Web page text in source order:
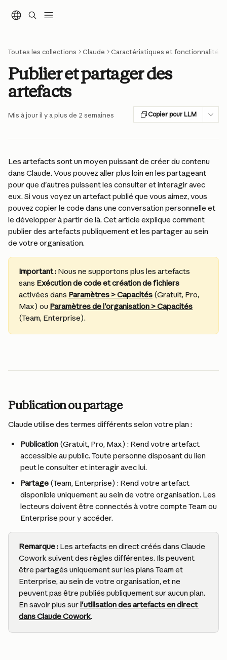
Toutes les collections Claude Caractéristiques et fonctionnalités
Publier et partager des
artefacts
Mis à jour il y a plus de 2 semaines Copier pour LLM
Les artefacts sont un moyen puissant de créer du contenu
dans Claude. Vous pouvez aller plus loin en les partageant
pour que d'autres puissent les consulter et interagir avec
eux. Si vous voyez un artefact publié que vous aimez, vous
pouvez copier le code dans une conversation personnelle et
le développer à partir de là. Cet article explique comment
publier des artefacts publiquement et les partager au sein
de votre organisation.
Important : Nous ne supportons plus les artefacts
sans Exécution de code et création de fichiers
activées dans Paramètres > Capacités (Gratuit, Pro,
Max) ou Paramètres de l'organisation > Capacités
(Team, Enterprise).
Publication ou partage
Claude utilise des termes différents selon votre plan :
Publication (Gratuit, Pro, Max) : Rend votre artefact
accessible au public. Toute personne disposant du lien
peut le consulter et interagir avec lui.
Partage (Team, Enterprise) : Rend votre artefact
disponible uniquement au sein de votre organisation. Les
lecteurs doivent être connectés à votre compte Team ou
Enterprise pour y accéder.
Remarque : Les artefacts en direct créés dans Claude
Cowork suivent des règles différentes. Ils peuvent
être partagés uniquement sur les plans Team et
Enterprise, au sein de votre organisation, et ne
peuvent pas être publiés publiquement sur aucun plan.
En savoir plus sur l'utilisation des artefacts en direct
dans Claude Cowork.